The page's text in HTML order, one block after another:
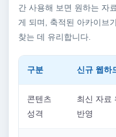
간 사용해 보면 원하는 자
게 되며, 축적된 아카이브
찾는 데 유리합니다.
구분 신규 웹하
콘텐츠
성격
최신 자료
반영